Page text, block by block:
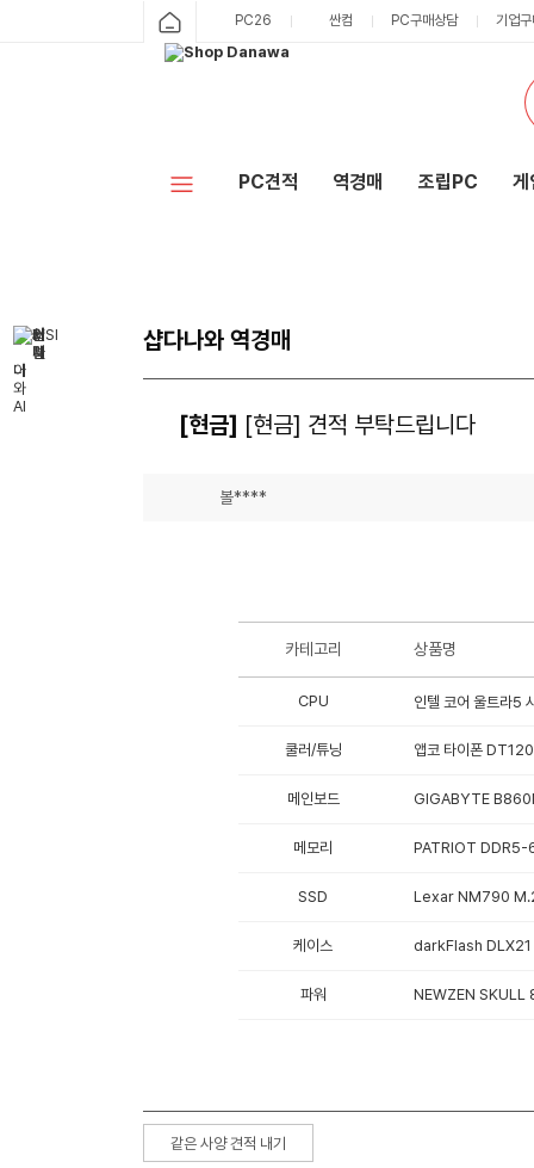
PC26 싼컴 PC구매상담 기업
PC견적 역경매 조립PC 게
샵다나와 역경매
[현금] [현금] 견적 부탁드립니다
볼****
카테고리 상품명
CPU 인텔 코어 울트라5
쿨러/튜닝 앱코 타이폰
메인보드 GIGABYTE
메모리 PATRIOT DDR5-
SSD Lexar NM790
케이스 darkFlash DLX21
파워 NEWZEN SKULL
같은 사양 견적 내기